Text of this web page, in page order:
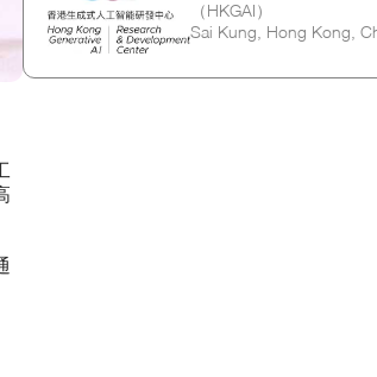
（HKGAI）
Sai Kung, Hong Kong,